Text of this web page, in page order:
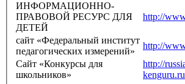
ИНФОРМАЦИОННО-
ПРАВОВОЙ РЕСУРС ДЛЯ
ДЕТЕЙ
http://
сайт «Федеральный институт
педагогических измерений»
http://
Сайт «Конкурсы для
школьников»
http://